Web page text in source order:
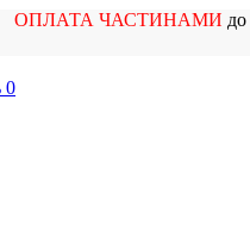
ОПЛАТА ЧАСТИНАМИ до
0